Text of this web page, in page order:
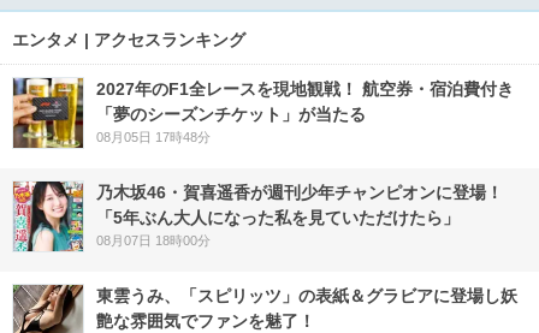
エンタメ | アクセスランキング
2027年のF1全レースを現地観戦！ 航空券・宿泊費付き
「夢のシーズンチケット」が当たる
08月05日 17時48分
乃木坂46・賀喜遥香が週刊少年チャンピオンに登場！
「5年ぶん大人になった私を見ていただけたら」
08月07日 18時00分
東雲うみ、「スピリッツ」の表紙＆グラビアに登場し妖
艶な雰囲気でファンを魅了！